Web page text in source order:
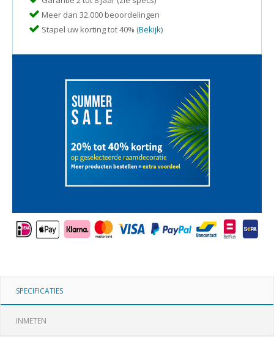
Meer dan 32.000 beoordelingen
Stapel uw korting tot 40% (Bekijk)
SPECIFICATIES
INMETEN